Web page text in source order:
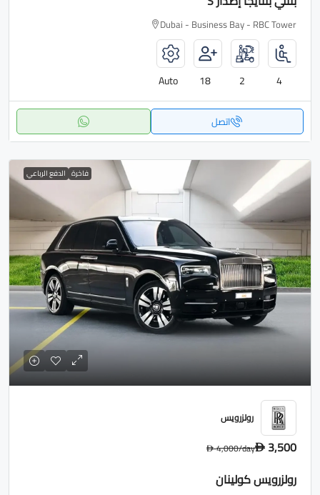
Dubai - Business Bay - RBC Tower
4
2
18
Auto
اتصل
فاخرة الدفع الرباعي
رولزرويس
D 3,500
D4,000/day
رولزرويس كولينان